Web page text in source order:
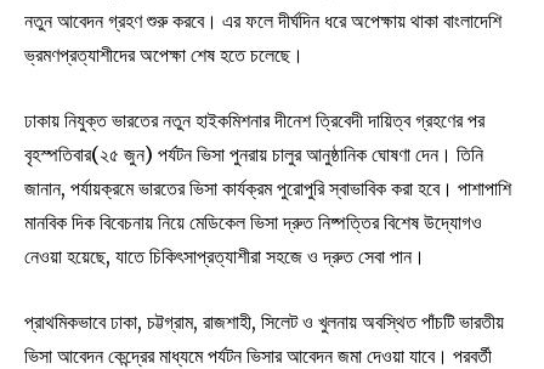
নতুন আবেদন গ্রহণ শুরু করবে। এর ফলে দীর্ঘদিন ধরে অপেক্ষায় থাকা বাংলাদেশি
ভ্রমণপ্রত্যাশীদের অপেক্ষা শেষ হতে চলেছে।
ঢাকায় নিযুক্ত ভারতের নতুন হাইকমিশনার দীনেশ ত্রিবেদী দায়িত্ব গ্রহণের পর
বৃহস্পতিবার(২৫ জুন) পর্যটন ভিসা পুনরায় চালুর আনুষ্ঠানিক ঘোষণা দেন। তিনি
জানান, পর্যায়ক্রমে ভারতের ভিসা কার্যক্রম পুরোপুরি স্বাভাবিক করা হবে। পাশাপাশি
মানবিক দিক বিবেচনায় নিয়ে মেডিকেল ভিসা দ্রুত নিষ্পত্তির বিশেষ উদ্যোগও
নেওয়া হয়েছে, যাতে চিকিৎসাপ্রত্যাশীরা সহজে ও দ্রুত সেবা পান।
প্রাথমিকভাবে ঢাকা, চট্টগ্রাম, রাজশাহী, সিলেট ও খুলনায় অবস্থিত পাঁচটি ভারতীয়
ভিসা আবেদন কেন্দ্রের মাধ্যমে পর্যটন ভিসার আবেদন জমা দেওয়া যাবে। পরবর্তী